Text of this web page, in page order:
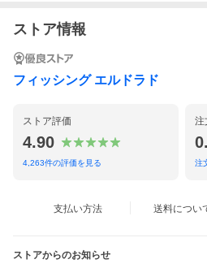
ストア情報
フィッシング エルドラド
ストア評価
4.90
4,263件の評価を見る
注
注
支払い方法 送料につい
ストアからのお知らせ